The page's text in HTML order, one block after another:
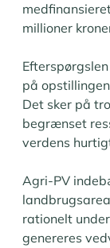
millioner
på
Det sker på
begrænset
verdens
Agri-PV
rationelt
genereres